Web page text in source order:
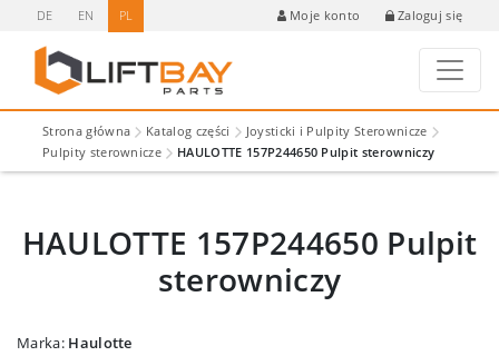
DE EN PL Moje konto Zaloguj się
Strona główna Katalog części
Joysticki i Pulpity Sterownicze
Pulpity sterownicze
HAULOTTE 157P244650 Pulpit sterowniczy
HAULOTTE 157P244650 Pulpit
sterowniczy
Marka: Haulotte